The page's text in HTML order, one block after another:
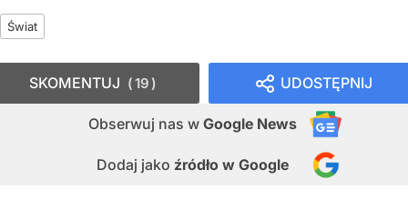
Świat
UDOSTĘPNIJ
Obserwuj nas w Google News
Dodaj jako źródło w Google
SKOMENTUJ 19